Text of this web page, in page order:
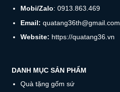
Mobi/Zalo: 0913.863.469
Email: quatang36th@gmail.com
Website: https://quatang36.vn
DANH MỤC SẢN PHẨM
Quà tặng gốm sứ